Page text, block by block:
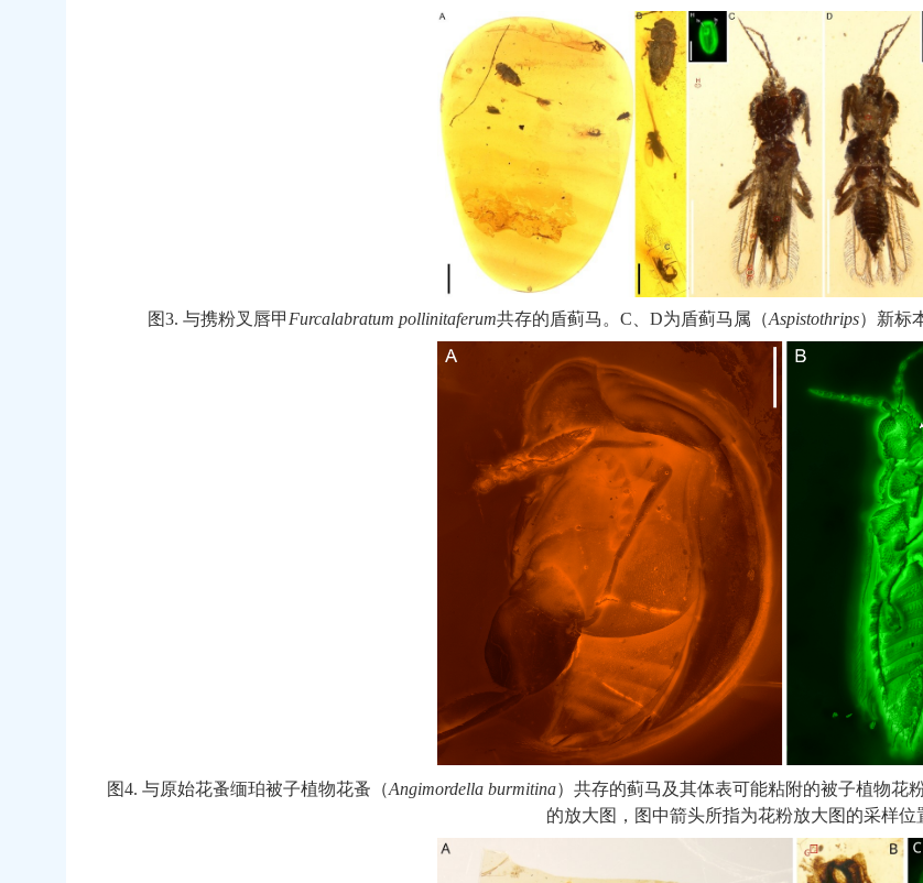
图3. 与携粉叉唇甲 Furcalabratum pollinitaferum共存的盾蓟马。 C D为盾蓟马属（Aspistothrips）新标
图4. 与原始花蚤缅珀被子植物花蚤（Angimordella burmitina）共存的蓟马及其体表可能粘附的被子植物花粉
的放大图，图中箭头所指为花粉放大图的采样位